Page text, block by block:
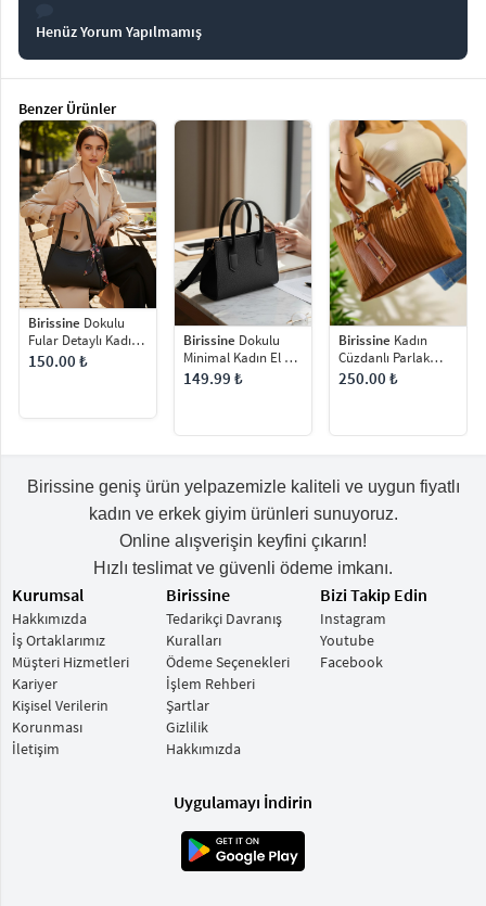
Henüz Yorum Yapılmamış
Benzer Ürünler
Birissine Dokulu
Fular Detaylı Kadın
El ve Omuz Çantası
150.00 ₺
Birissine Dokulu
Minimal Kadın El ve
Omuz Çantası
149.99 ₺
Birissine Kadın
Cüzdanlı Parlak
Dokulu Omuz
250.00 ₺
Birissine geniş ürün yelpazemizle kaliteli ve uygun fiyatlı
kadın ve erkek giyim ürünleri sunuyoruz.
Online alışverişin keyfini çıkarın!
Hızlı teslimat ve güvenli ödeme imkanı.
Kurumsal
Hakkımızda
İş Ortaklarımız
Müşteri Hizmetleri
Kariyer
Kişisel Verilerin
Korunması
İletişim
Birissine
Tedarikçi Davranış
Kuralları
Ödeme Seçenekleri
İşlem Rehberi
Şartlar
Gizlilik
Hakkımızda
Bizi Takip Edin
Instagram
Youtube
Facebook
Uygulamayı İndirin